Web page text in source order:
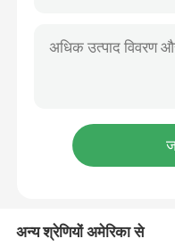
घर
अन्य श्रेणियों अमेरिका से